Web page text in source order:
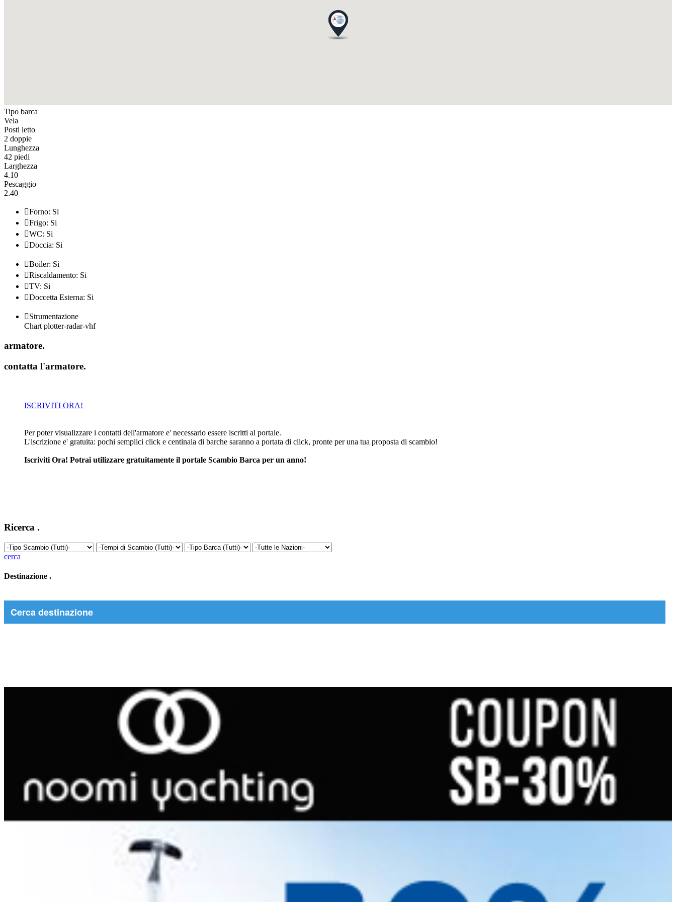
Tipo barca
Vela
Posti letto
2 doppie
Lunghezza
42 piedi
Larghezza
4.10
Pescaggio
2.40
Forno: Si
Frigo: Si
WC: Si
Doccia: Si
Boiler: Si
Riscaldamento: Si
TV: Si
Doccetta Esterna: Si
Strumentazione
Chart plotter-radar-vhf
armatore.
contatta l'armatore.
ISCRIVITI ORA!
Per poter visualizzare i contatti dell'armatore e' necessario essere iscritti al portale.
L'iscrizione e' gratuita: pochi semplici click e centinaia di barche saranno a portata di click, pronte per una tua proposta di scambio!
Iscriviti Ora! Potrai utilizzare gratuitamente il portale Scambio Barca per un anno!
Ricerca .
cerca
Destinazione .